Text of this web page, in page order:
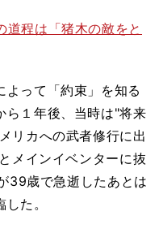
程は「猪木の敵をと
って「約束」を知る
ら１年後、当時は"将来
リカへの武者修行に出
メインイベンターに抜
39歳で急逝したあとは
た。